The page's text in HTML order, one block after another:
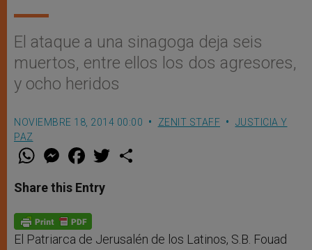
El ataque a una sinagoga deja seis
muertos, entre ellos los dos agresores,
y ocho heridos
NOVIEMBRE 18, 2014 00:00 ZENIT STAFF
JUSTICIA Y
PAZ
W
t
s
p
p
M
e
s
e
g
e
r
F
a
e
b
o
k
w
Share this Entry
El Patriarca de Jerusalén de los Latinos, S.B. Fouad